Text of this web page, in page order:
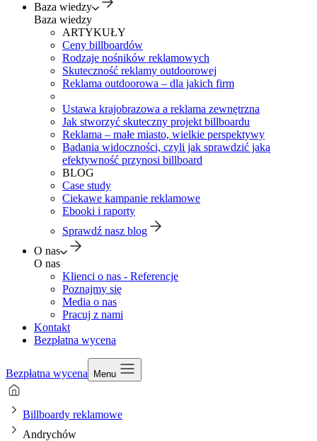
Baza wiedzy
Baza wiedzy
ARTYKUŁY
Ceny billboardów
Rodzaje nośników reklamowych
Skuteczność reklamy outdoorowej
Reklama outdoorowa – dla jakich firm
Ustawa krajobrazowa a reklama zewnętrzna
Jak stworzyć skuteczny projekt billboardu
Reklama – małe miasto, wielkie perspektywy
Badania widoczności, czyli jak sprawdzić jaką
efektywność przynosi billboard
BLOG
Case study
Ciekawe kampanie reklamowe
Ebooki i raporty
Sprawdź nasz blog
O nas
O nas
Klienci o nas - Referencje
Poznajmy się
Media o nas
Pracuj z nami
Kontakt
Bezpłatna wycena
Bezpłatna wycena Menu
Billboardy reklamowe
Andrychów